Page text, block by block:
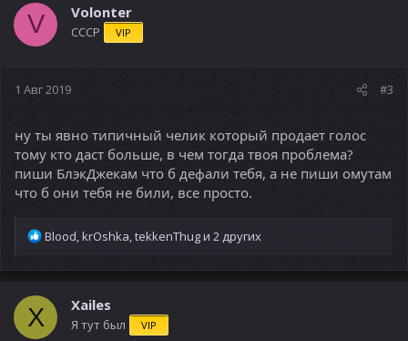
V Volonter
СССР VIP
1 Авг 2019 #3
ну ты явно типичный челик который продает голос
тому кто даст больше, в чем тогда твоя проблема?
пиши БлэкДжекам что б дефали тебя, а не пиши омутам
что б они тебя не били, все просто.
Р
а
ц
и
Blood,krOshka,tekkenThugи 2 других
X Xailes
Я тут был VIP